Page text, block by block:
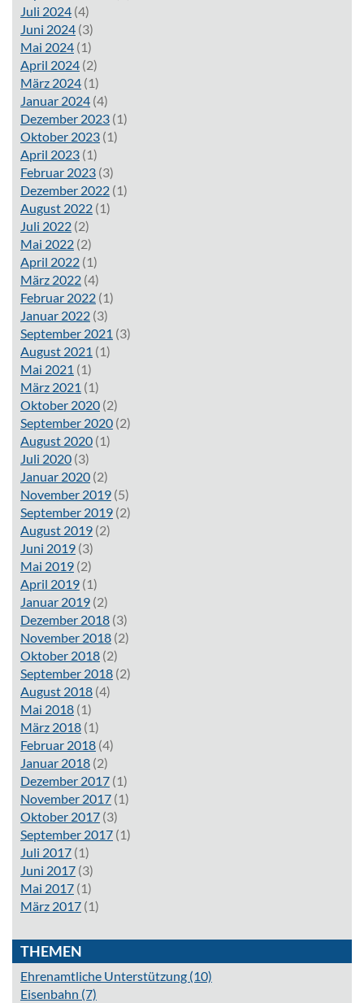
Juli 2024 (4)
Juni 2024 (3)
Mai 2024 (1)
April 2024 (2)
März 2024 (1)
Januar 2024 (4)
Dezember 2023 (1)
Oktober 2023 (1)
April 2023 (1)
Februar 2023 (3)
Dezember 2022 (1)
August 2022 (1)
Juli 2022 (2)
Mai 2022 (2)
April 2022 (1)
März 2022 (4)
Februar 2022 (1)
Januar 2022 (3)
September 2021 (3)
August 2021 (1)
Mai 2021 (1)
März 2021 (1)
Oktober 2020 (2)
September 2020 (2)
August 2020 (1)
Juli 2020 (3)
Januar 2020 (2)
November 2019 (5)
September 2019 (2)
August 2019 (2)
Juni 2019 (3)
Mai 2019 (2)
April 2019 (1)
Januar 2019 (2)
Dezember 2018 (3)
November 2018 (2)
Oktober 2018 (2)
September 2018 (2)
August 2018 (4)
Mai 2018 (1)
März 2018 (1)
Februar 2018 (4)
Januar 2018 (2)
Dezember 2017 (1)
November 2017 (1)
Oktober 2017 (3)
September 2017 (1)
Juli 2017 (1)
Juni 2017 (3)
Mai 2017 (1)
März 2017 (1)
THEMEN
Ehrenamtliche Unterstützung (10)
Eisenbahn (7)